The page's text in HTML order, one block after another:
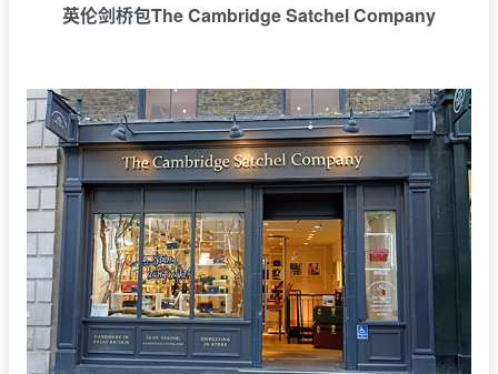
英伦剑桥包The Cambridge Satchel Company